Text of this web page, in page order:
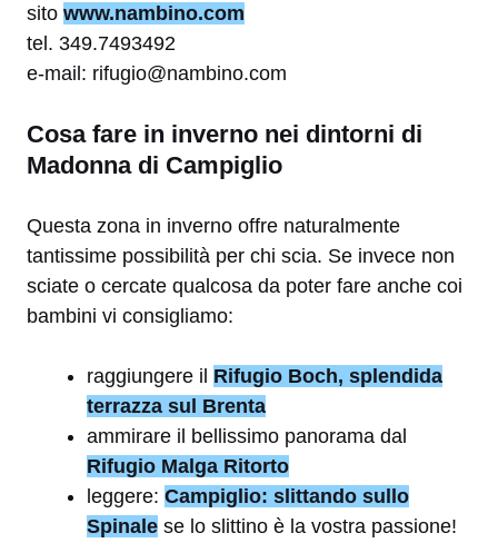
sito www.nambino.com
tel. 349.7493492
e-mail: rifugio@nambino.com
Cosa fare in inverno nei dintorni di
Madonna di Campiglio
Questa zona in inverno offre naturalmente
tantissime possibilità per chi scia. Se invece non
sciate o cercate qualcosa da poter fare anche coi
bambini vi consigliamo:
raggiungere il Rifugio Boch, splendida
terrazza sul Brenta
ammirare il bellissimo panorama dal
Rifugio Malga Ritorto
leggere: Campiglio: slittando sullo
Spinale se lo slittino è la vostra passione!